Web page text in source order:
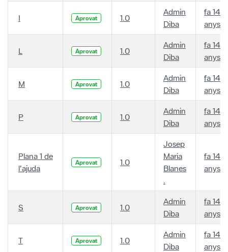
I Aprovat 1.0
Admin
Diba
fa 14
anys
L Aprovat 1.0
Admin
Diba
fa 14
anys
M Aprovat 1.0
Admin
Diba
fa 14
anys
P Aprovat 1.0
Admin
Diba
fa 14
anys
Plana 1 de
l'ajuda
Aprovat 1.0
Josep
Maria
Blanes
.
fa 14
anys
S Aprovat 1.0
Admin
Diba
fa 14
anys
T Aprovat 1.0
Admin
Diba
fa 14
anys